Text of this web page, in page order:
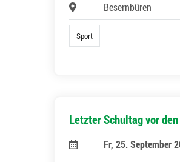
Besernbüren
Sport
Letzter Schultag vor
Fr, 25. September